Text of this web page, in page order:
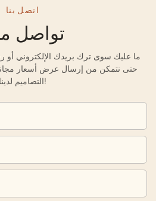
اتصل بنا
تواصل
ما عليك سوى ترك بريدك الإلكتروني أو
حتى نتمكن من إرسال عرض أسعار
التصاميم لدينا!